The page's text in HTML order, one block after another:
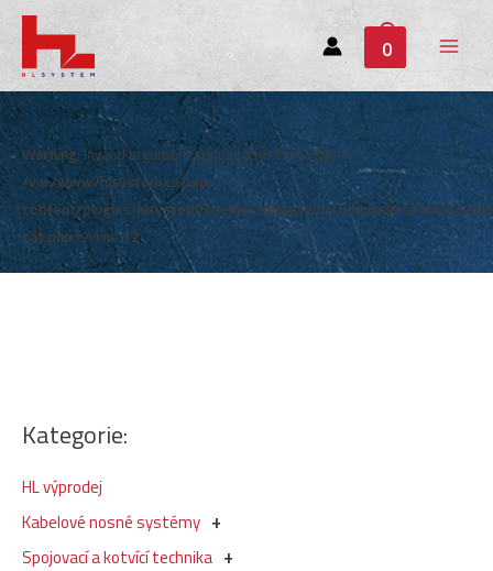
0
Main
Menu
Kategorie:
HL výprodej
Kabelové nosné systémy
Spojovací a kotvící technika
Warning: Invalid argument supplied for foreach() in
/var/www/hlsystem.cz/wp-
content/plugins/hlsystem/themes/hlsystem/components/
cat.phpon line12